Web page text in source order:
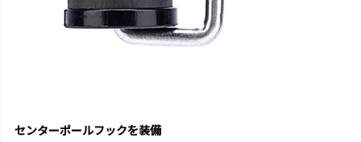
センターポールフックを装備